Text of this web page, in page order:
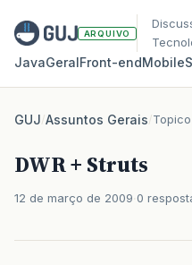
ARQUIVO
JavaGeralFront‑endMobile
GUJ/Assuntos Gerais/Topico
DWR + Struts
12 de março de 2009 0